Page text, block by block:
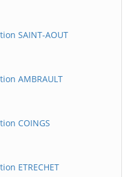
SAINT-AOUT
AMBRAULT
COINGS
ETRECHET